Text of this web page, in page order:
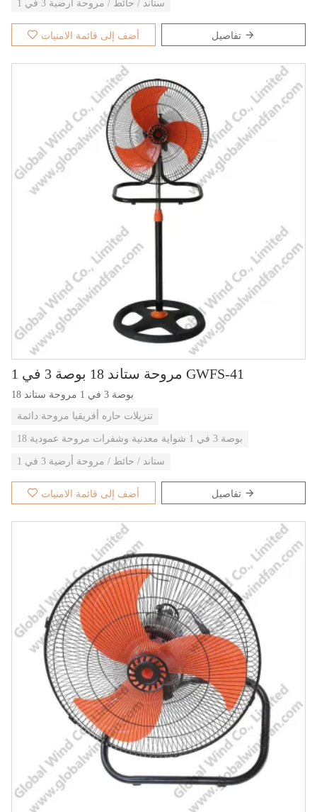
ستاند / حائط / مروحة أرضية 3 في 1
أضف إلى قائمة الامنيات تفاصيل
مروحة ستاند 18 بوصة 3 في 1 GWFS-41
18 بوصة 3 في 1 مروحة ستاند
تنزيلات حاره أفريقيا مروحة دائمة
18 بوصة 3 في 1 شواية معدنية وشفرات مروحة عمودية
ستاند / حائط / مروحة أرضية 3 في 1
أضف إلى قائمة الامنيات تفاصيل